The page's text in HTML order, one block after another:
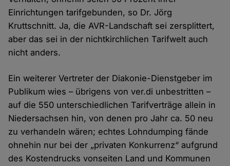
Einrichtungen tarifgebunden, so Dr. Jörg
Kruttschnitt. Ja, die AVR-Landschaft sei zersplittert,
aber das sei in der nichtkirchlichen Tarifwelt auch
nicht anders.
Ein weiterer Vertreter der Diakonie-Dienstgeber im
Publikum wies – übrigens von ver.di unbestritten –
auf die 550 unterschiedlichen Tarifverträge allein in
Niedersachsen hin, von denen pro Jahr ca. 50 neu
zu verhandeln wären; echtes Lohndumping fände
ohnehin nur bei der „privaten Konkurrenz“ aufgrund
des Kostendrucks vonseiten Land und Kommunen